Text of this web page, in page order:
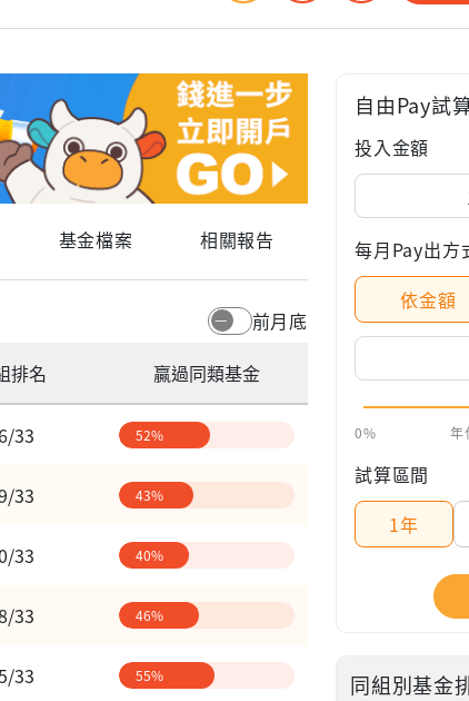
基金檔案 相關報告
前月底
排名 贏過同類基金
33 52%
33 43%
33 40%
33 46%
33 55%
自由Pay試
投入金額
每月Pay出方
依金額
0% 年
試算區間
1年
同組別基金